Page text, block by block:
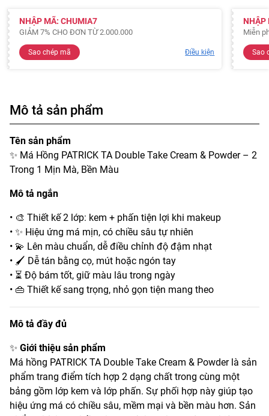
NHẬP MÃ: CHUMIA7
GIẢM 7% CHO ĐƠN TỪ 2.000.000
Sao chép mã Điều kiện
NHẬP
Miễn
Sao
Mô tả sản phẩm
Tên sản phẩm
✨ Má Hồng PATRICK TA Double Take Cream & Powder – 2
Trong 1 Mịn Mà, Bền Màu
Mô tả ngắn
• 🎨 Thiết kế 2 lớp: kem + phấn tiện lợi khi makeup
• ✨ Hiệu ứng má mịn, có chiều sâu tự nhiên
• 💫 Lên màu chuẩn, dễ điều chỉnh độ đậm nhạt
• 🖌️ Dễ tán bằng cọ, mút hoặc ngón tay
• ⏳ Độ bám tốt, giữ màu lâu trong ngày
• 👜 Thiết kế sang trọng, nhỏ gọn tiện mang theo
Mô tả đầy đủ
✨ Giới thiệu sản phẩm
Má hồng PATRICK TA Double Take Cream & Powder là sản
phẩm trang điểm tích hợp 2 dạng chất trong cùng một
bảng gồm lớp kem và lớp phấn. Sự phối hợp này giúp tạo
hiệu ứng má có chiều sâu, mềm mại và bền màu hơn. Sản